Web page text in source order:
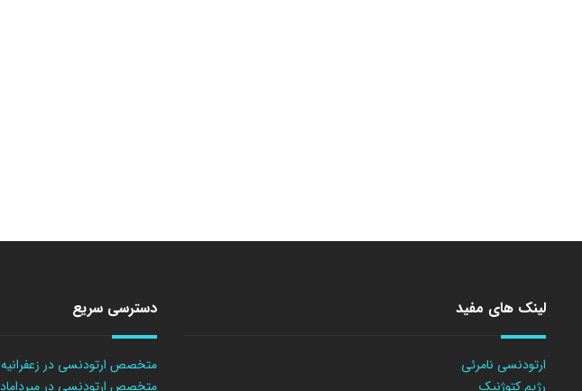
لینک های مفید
ارتودنسی نامرئی
رژیم کتوژنیک
دسترسی سریع
متخصص ارتودنسی در زعفرانیه
متخصص ارتودنسی در میرداماد